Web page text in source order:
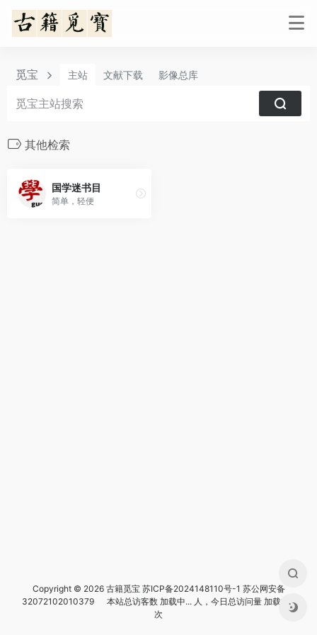
觅宝 主站 文献下载 影像总库
其他检索
国学迷书目
简单，轻便
Copyright © 2026 古籍觅宝 苏ICP备2024148110号-1 苏公网安备
32072102010379
本站总访客数 加载中...人，今日总访问量 加载中...
次